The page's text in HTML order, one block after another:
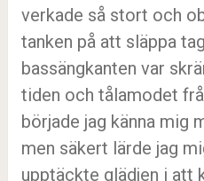
verkade så stort och
tanken på att släppa
bassängkanten var
tiden och tålamodet
började jag känna mig
men säkert lärde jag
upptäckte glädjen i att